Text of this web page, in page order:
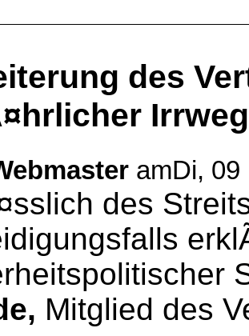
des
Irrweg
amDi, 09
des
Mitglied des